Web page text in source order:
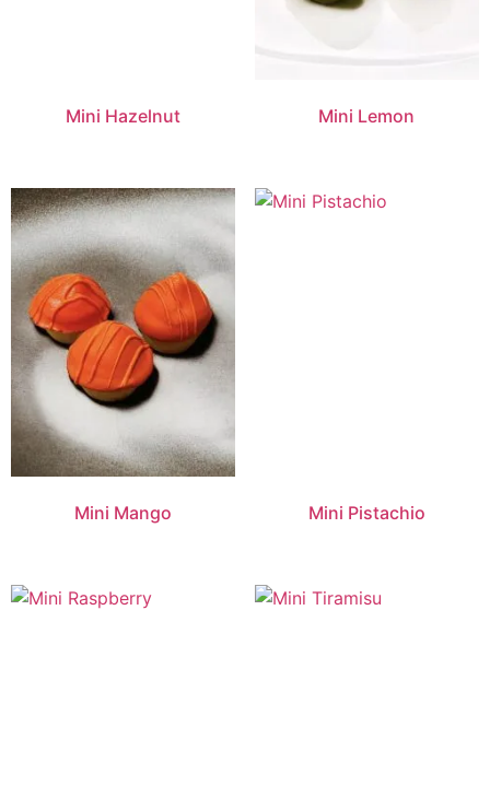
Mini Hazelnut Mini Lemon
Mini Mango Mini Pistachio